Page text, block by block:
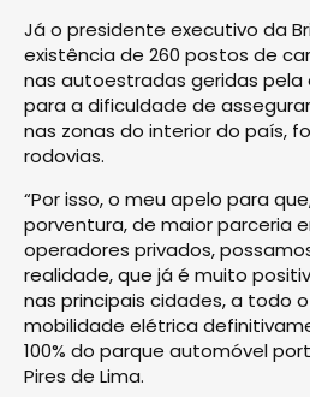
Já o presidente executivo da
existência de 260 postos de
nas autoestradas geridas pela
para a dificuldade de
nas zonas do interior do país,
rodovias.
“Por isso, o meu apelo para
porventura, de maior parceria
operadores privados,
realidade, que já é muito
nas principais cidades, a todo
mobilidade elétrica
100% do parque automóvel
Pires de Lima.